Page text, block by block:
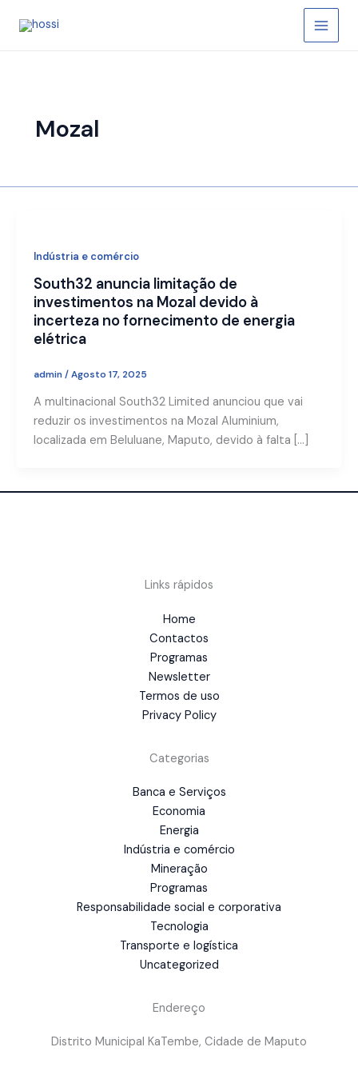
Mozal
Indústria e comércio
South32 anuncia limitação de
investimentos na Mozal devido à
incerteza no fornecimento de energia
elétrica
admin/Agosto 17, 2025
A multinacional South32 Limited anunciou que vai
reduzir os investimentos na Mozal Aluminium,
localizada em Beluluane, Maputo, devido à falta […]
Links rápidos
Home
Contactos
Programas
Newsletter
Termos de uso
Privacy Policy
Categorias
Banca e Serviços
Economia
Energia
Indústria e comércio
Mineração
Programas
Responsabilidade social e corporativa
Tecnologia
Transporte e logística
Uncategorized
Endereço
Distrito Municipal KaTembe, Cidade de Maputo